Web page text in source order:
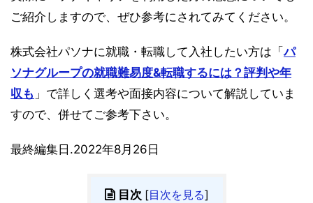
ご紹介しますので、ぜひ参考にされてみてください。
株式会社パソナに就職・転職して入社したい方は「パ
ソナグループの就職難易度&転職するには？評判や年
収も 」で詳しく選考や面接内容について解説していま
すので、併せてご参考下さい。
最終編集日.2022年8月26日
目次 [目次を見る]